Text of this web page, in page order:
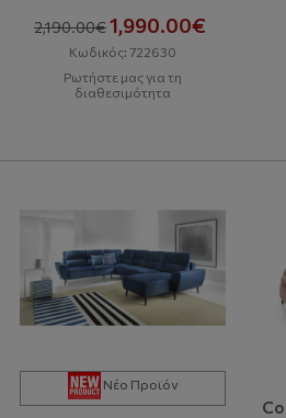
2,190.00€1,990.00€
Κωδικός: 722630
Ρωτήστε μας για τη
διαθεσιμότητα
Νέο Προϊόν